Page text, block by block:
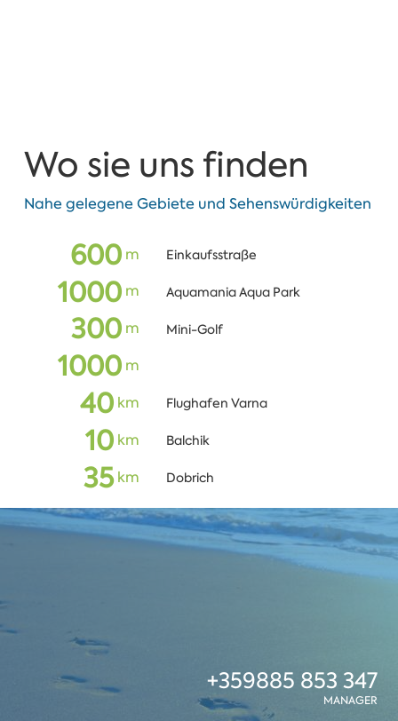
Wo sie uns finden
Nahe gelegene Gebiete und Sehenswürdigkeiten
600m Einkaufsstraße
1000m Aquamania Aqua Park
300m Mini-Golf
1000m
40кm Flughafen Varna
10кm Balchik
35кm Dobrich
+359885 853 347
MANAGER